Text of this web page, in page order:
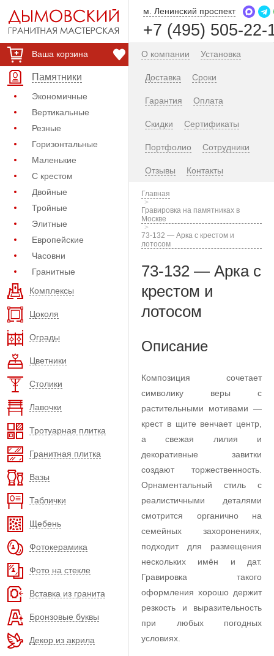
Ваша корзина
Памятники
Экономичные
Вертикальные
Резные
Горизонтальные
Маленькие
С крестом
Двойные
Тройные
Элитные
Европейские
Часовни
Гранитные
Комплексы
Цоколя
Ограды
Цветники
Столики
Лавочки
Тротуарная плитка
Гранитная плитка
Вазы
Таблички
Щебень
Фотокерамика
Фото на стекле
Вставка из гранита
Бронзовые буквы
Декор из акрила
м. Ленинский проспект
+7 (495) 505-22-
О компании Установка
Доставка Сроки
Гарантия Оплата
Скидки Сертификаты
Портфолио Сотрудники
Отзывы Контакты
Главная
Гравировка на памятниках в
Москве
73-132 — Арка с крестом и
лотосом
73-132 — Арка с
крестом и
лотосом
Описание
Композиция сочетает
символику веры с
растительными мотивами —
крест в щите венчает центр,
а свежая лилия и
декоративные завитки
создают торжественность.
Орнаментальный стиль с
реалистичными деталями
смотрится органично на
семейных захоронениях,
подходит для размещения
нескольких имён и дат.
Гравировка такого
оформления хорошо держит
резкость и выразительность
при любых погодных
условиях.